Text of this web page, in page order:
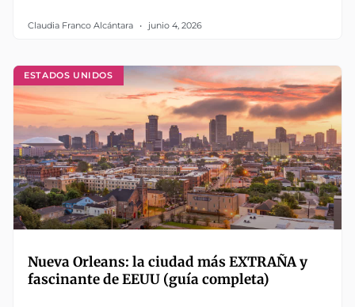
Claudia Franco Alcántara junio 4, 2026
ESTADOS UNIDOS
Nueva Orleans: la ciudad más EXTRAÑA y
fascinante de EEUU (guía completa)